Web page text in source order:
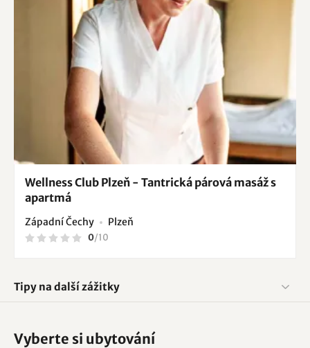
Wellness Club Plzeň - Tantrická párová masáž s
apartmá
Západní Čechy Plzeň
0/10
Tipy na další zážitky
Vyberte si ubytování